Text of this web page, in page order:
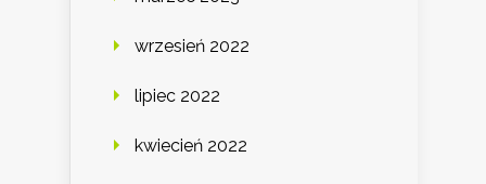
wrzesień 2022
lipiec 2022
kwiecień 2022